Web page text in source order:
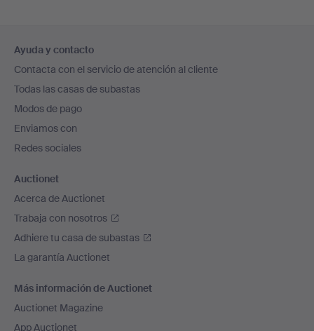
en
el
pie
de
página
Ayuda y contacto
Contacta con el servicio de atención al cliente
Todas las casas de subastas
Modos de pago
Enviamos con
Redes sociales
Auctionet
Acerca de Auctionet
Trabaja con nosotros
Adhiere tu casa de subastas
La garantía Auctionet
Más información de Auctionet
Auctionet Magazine
App Auctionet